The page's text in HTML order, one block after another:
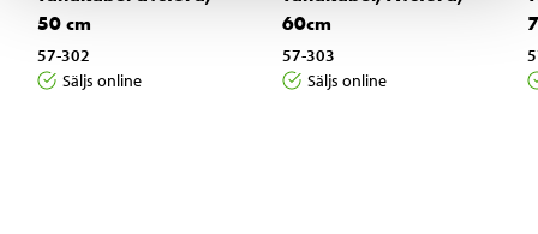
50 cm
57-302
Säljs online
60cm
57-303
Säljs online